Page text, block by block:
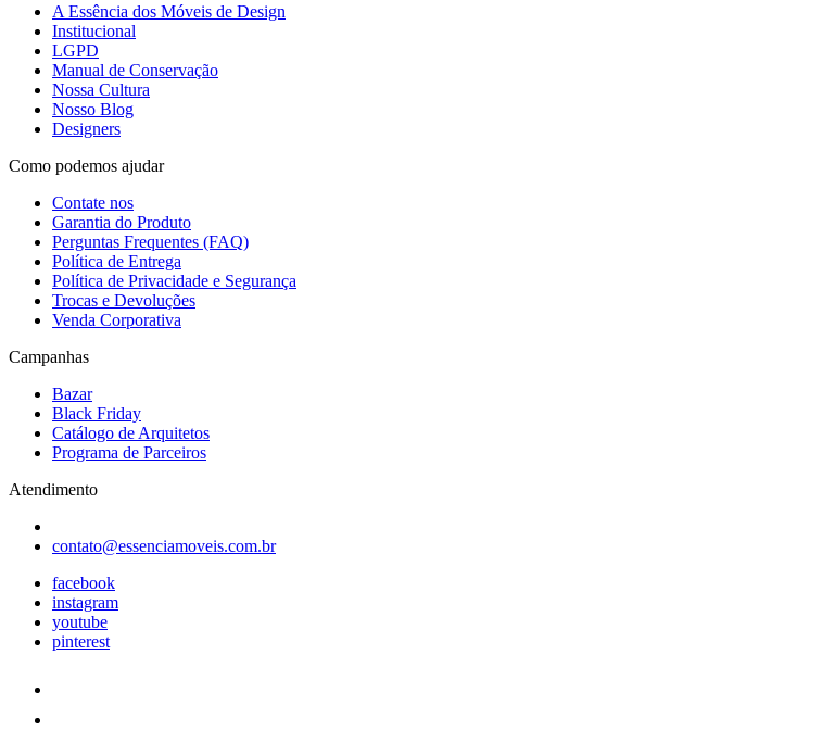
A Essência dos Móveis de Design
Institucional
LGPD
Manual de Conservação
Nossa Cultura
Nosso Blog
Designers
Como podemos ajudar
Contate nos
Garantia do Produto
Perguntas Frequentes (FAQ)
Política de Entrega
Política de Privacidade e Segurança
Trocas e Devoluções
Venda Corporativa
Campanhas
Bazar
Black Friday
Catálogo de Arquitetos
Programa de Parceiros
Atendimento
contato@essenciamoveis.com.br
facebook
instagram
youtube
pinterest